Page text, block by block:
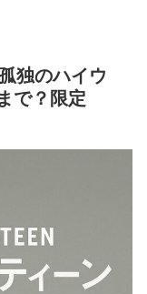
独のハイウ
で？限定